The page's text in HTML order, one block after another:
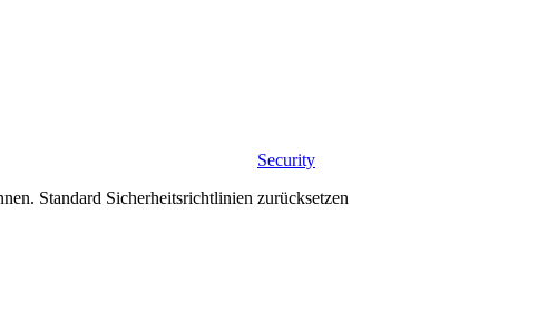
Security
Standard Sicherheitsrichtlinien zurücksetzen